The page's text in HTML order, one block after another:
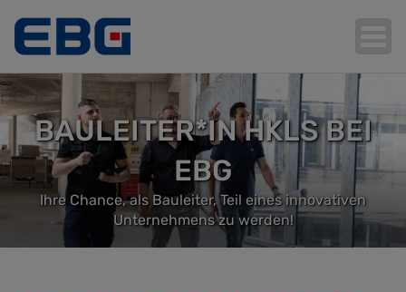
Hauptnavigation
BAULEITER*IN HKLS BEI
EBG
Ihre Chance, als Bauleiter, Teil eines innovativen
Unternehmens zu werden!